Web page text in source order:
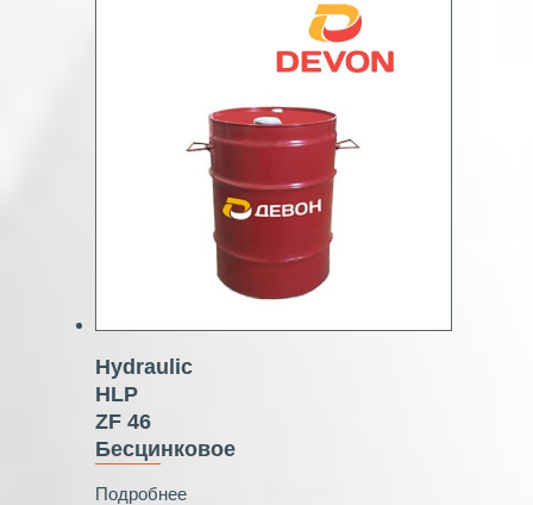
Hydraulic
HLP
ZF 46
Бесцинковое
Подробнее